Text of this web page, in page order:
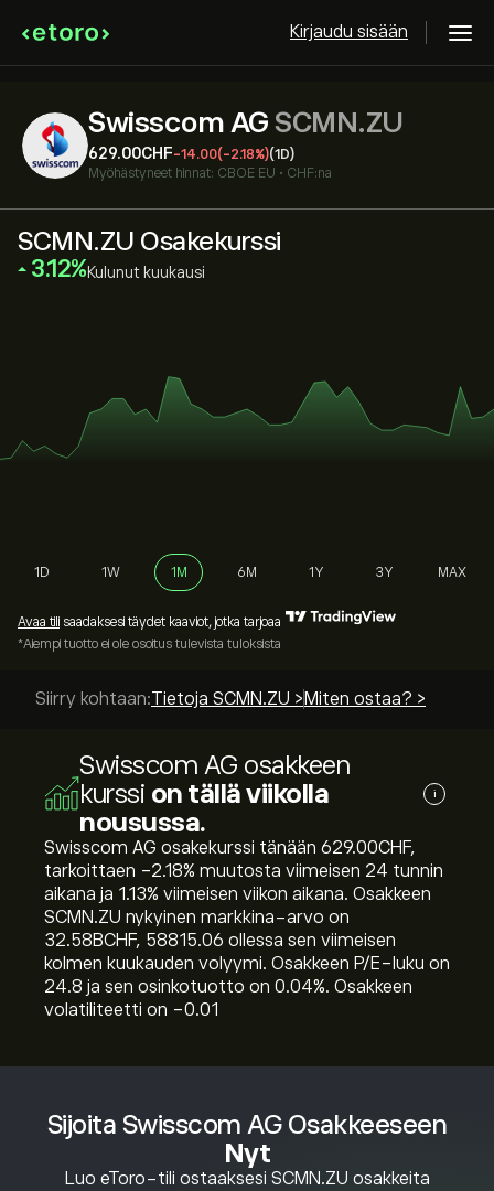
Kirjaudu sisään
Swisscom AG SCMN.ZU
629.00‎CHF‎-14.00(-2.18%)(1D)
Myöhästyneet hinnat: CBOE EU • CHF:na
Sijoita Swisscom AG Osakkeeseen
Nyt
Luo eToro-tili ostaaksesi SCMN.ZU osakkeita
SCMN.ZU Osakekurssi
‎3.12‎ Kulunut kuukausi
1D 1W 1M 6M 1Y 3Y MAX
Avaa tili saadaksesi täydet kaaviot, jotka tarjoaa
*Aiempi tuotto ei ole osoitus tulevista tuloksista
Siirry kohtaan:Tietoja SCMN.ZU > Miten ostaa? >
Swisscom AG osakkeen
kurssi on tällä viikolla
nousussa.
i
Swisscom AG osakekurssi tänään 629.00‎CHF‎,
tarkoittaen ‎-2.18‎% muutosta viimeisen 24 tunnin
aikana ja ‎1.13‎% viimeisen viikon aikana. Osakkeen
SCMN.ZU nykyinen markkina-arvo on
32.58B‎CHF‎, 58815.06 ollessa sen viimeisen
kolmen kuukauden volyymi. Osakkeen P/E-luku on
24.8 ja sen osinkotuotto on 0.04%. Osakkeen
volatiliteetti on -0.01